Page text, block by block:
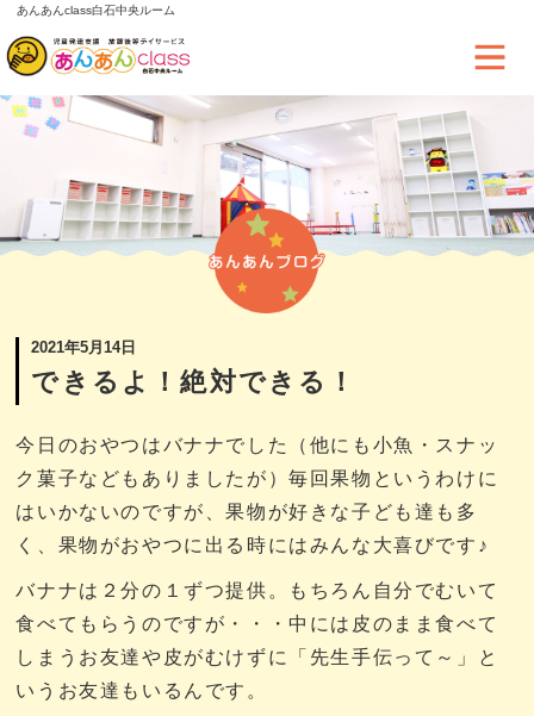
あんあんclass白石中央ルーム
2021年5月14日
できるよ！絶対できる！
今日のおやつはバナナでした（他にも小魚・スナッ
ク菓子などもありましたが）毎回果物というわけに
はいかないのですが、果物が好きな子ども達も多
く、果物がおやつに出る時にはみんな大喜びです♪
バナナは２分の１ずつ提供。もちろん自分でむいて
食べてもらうのですが・・・中には皮のまま食べて
しまうお友達や皮がむけずに「先生手伝って～」と
いうお友達もいるんです。